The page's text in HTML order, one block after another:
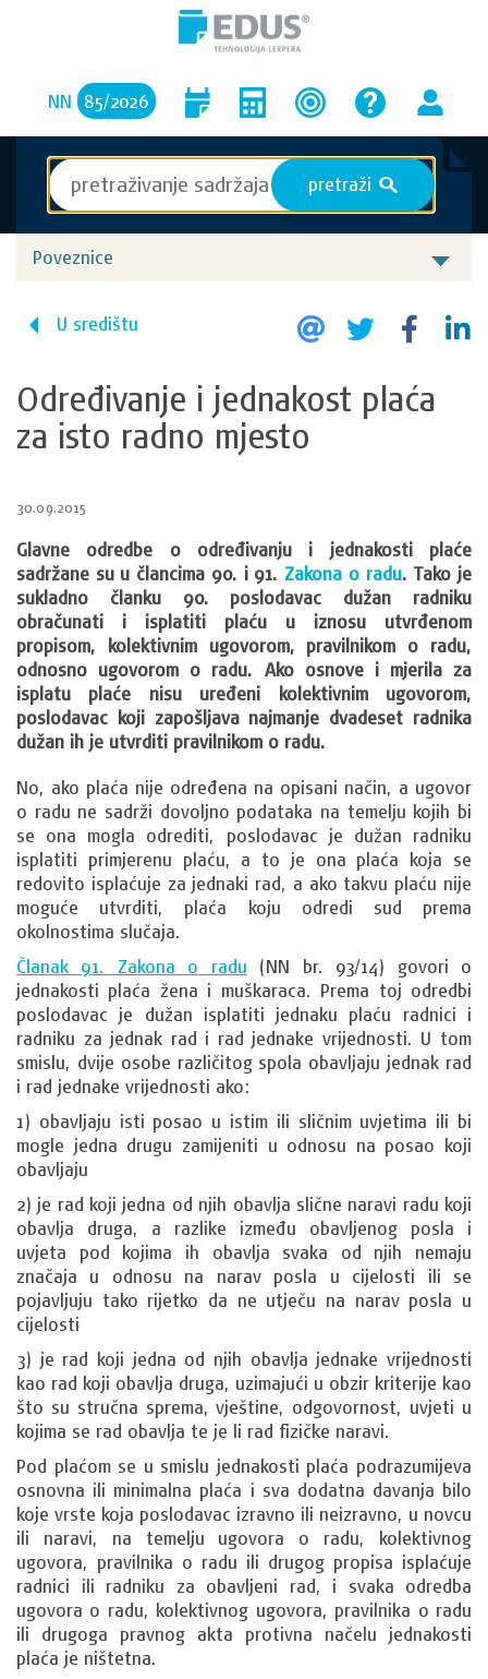
NN 85/2026
pretraži S
Poveznice
U središtu
Određivanje i jednakost plaća
za isto radno mjesto
30.09.2015
Glavne odredbe o određivanju i jednakosti plaće
sadržane su u člancima 90. i 91. Zakona o radu. Tako je
sukladno članku 90. poslodavac dužan radniku
obračunati i isplatiti plaću u iznosu utvrđenom
propisom, kolektivnim ugovorom, pravilnikom o radu,
odnosno ugovorom o radu. Ako osnove i mjerila za
isplatu plaće nisu uređeni kolektivnim ugovorom,
poslodavac koji zapošljava najmanje dvadeset radnika
dužan ih je utvrditi pravilnikom o radu.
No, ako plaća nije određena na opisani način, a ugovor
o radu ne sadrži dovoljno podataka na temelju kojih bi
se ona mogla odrediti, poslodavac je dužan radniku
isplatiti primjerenu plaću, a to je ona plaća koja se
redovito isplaćuje za jednaki rad, a ako takvu plaću nije
moguće utvrditi, plaća koju odredi sud prema
okolnostima slučaja.
Članak 91. Zakona o radu (NN br. 93/14) govori o
jednakosti plaća žena i muškaraca. Prema toj odredbi
poslodavac je dužan isplatiti jednaku plaću radnici i
radniku za jednak rad i rad jednake vrijednosti. U tom
smislu, dvije osobe različitog spola obavljaju jednak rad
i rad jednake vrijednosti ako:
1) obavljaju isti posao u istim ili sličnim uvjetima ili bi
mogle jedna drugu zamijeniti u odnosu na posao koji
obavljaju
2) je rad koji jedna od njih obavlja slične naravi radu koji
obavlja druga, a razlike između obavljenog posla i
uvjeta pod kojima ih obavlja svaka od njih nemaju
značaja u odnosu na narav posla u cijelosti ili se
pojavljuju tako rijetko da ne utječu na narav posla u
cijelosti
3) je rad koji jedna od njih obavlja jednake vrijednosti
kao rad koji obavlja druga, uzimajući u obzir kriterije kao
što su stručna sprema, vještine, odgovornost, uvjeti u
kojima se rad obavlja te je li rad fizičke naravi.
Pod plaćom se u smislu jednakosti plaća podrazumijeva
osnovna ili minimalna plaća i sva dodatna davanja bilo
koje vrste koja poslodavac izravno ili neizravno, u novcu
ili naravi, na temelju ugovora o radu, kolektivnog
ugovora, pravilnika o radu ili drugog propisa isplaćuje
radnici ili radniku za obavljeni rad, i svaka odredba
ugovora o radu, kolektivnog ugovora, pravilnika o radu
ili drugoga pravnog akta protivna načelu jednakosti
plaća je ništetna.